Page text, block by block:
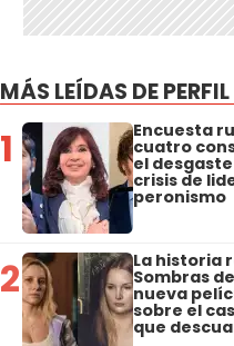
MÁS LEÍDAS DE PERFIL
1 Encuesta
cuatro
el
crisis de
peronismo
2 La historia
Sombras
nueva
sobre el
que